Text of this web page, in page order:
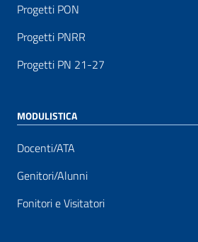
Progetti PON
Progetti PNRR
Progetti PN 21-27
MODULISTICA
Docenti/ATA
Genitori/Alunni
Fonitori e Visitatori